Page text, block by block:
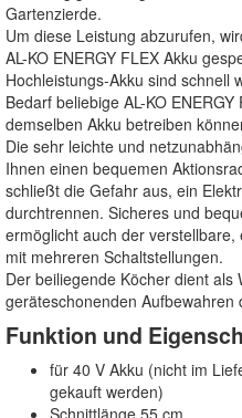
Gartenzierde.
Um diese Leistung abzurufen,
AL-KO ENERGY FLEX Akku
Hochleistungs-Akku sind schnell
Bedarf beliebige AL-KO
demselben Akku betreiben
Die sehr leichte und
Ihnen einen bequemen
schließt die Gefahr aus, ein
durchtrennen. Sicheres und
ermöglicht auch der
mit mehreren Schaltstellungen.
Der beiliegende Köcher dient als
geräteschonenden Aufbewahren
Funktion und
für 40 V Akku (nicht im
gekauft werden)
Schnittlänge 55 cm